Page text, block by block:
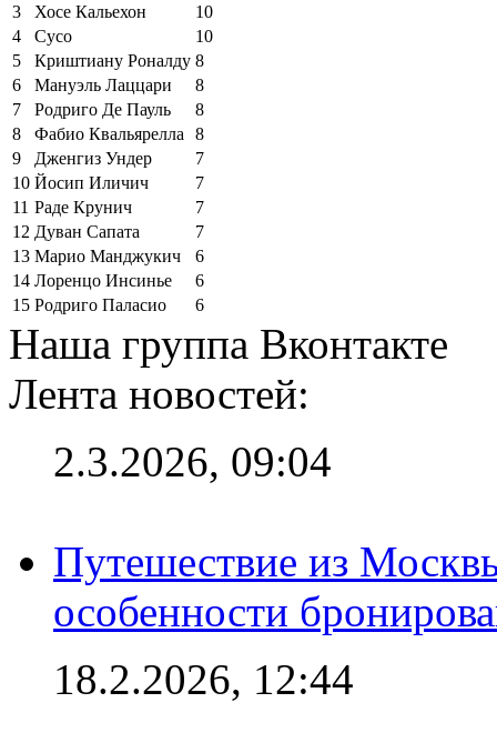
3
Хосе Кальехон
10
4
Сусо
10
5
Криштиану Роналду 8
6
Мануэль Лаццари
8
7
Родриго Де Пауль
8
8
Фабио Квальярелла
8
9
Дженгиз Ундер
7
10 Йосип Иличич
7
11 Раде Крунич
7
12 Дуван Сапата
7
13 Марио Манджукич
6
14 Лоренцо Инсинье
6
15 Родриго Паласио 6
Наша группа Вконтакте
Лента новостей:
2.3.2026, 09:04
Путешествие из
особенности
18.2.2026, 12:44